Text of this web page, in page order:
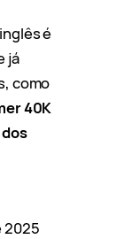
é
já
como
40K
2025